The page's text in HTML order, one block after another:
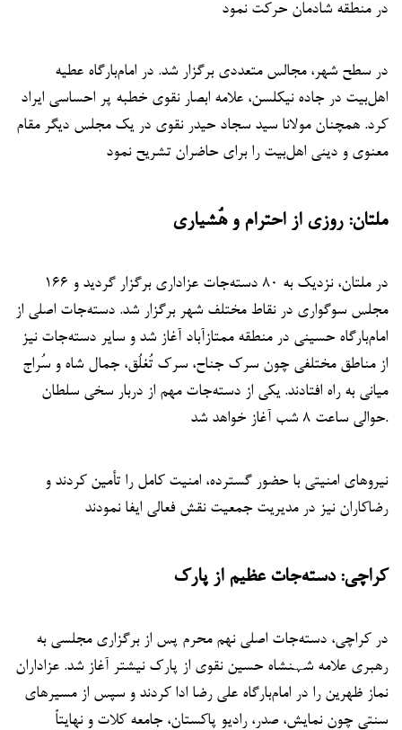
در منطقه شادمان حرکت نمود
در سطح شهر، مجالس متعددی برگزار شد. در امام‌بارگاه عطیه
اهل‌بیت در جاده نیکلسن، علامه ابصار نقوی خطبه پر احساسی ایراد
کرد. همچنان مولانا سید سجاد حیدر نقوی در یک مجلس دیگر مقام
معنوی و دینی اهل‌بیت را برای حاضران تشریح نمود
ملتان: روزی از احترام و هُشیاری
در ملتان، نزدیک به ۸۰ دسته‌جات عزاداری برگزار گردید و ۱۶۶
مجلس سوگواری در نقاط مختلف شهر برگزار شد. دسته‌جات اصلی از
امام‌بارگاه حسینی در منطقه ممتازآباد آغاز شد و سایر دسته‌جات نیز
از مناطق مختلفی چون سرک جناح، سرک تُغلُق، جمال شاه و سُراج
میانی به راه افتادند. یکی از دسته‌جات مهم از دربار سخی سلطان
حوالی ساعت ۸ شب آغاز خواهد شد.
نیروهای امنیتی با حضور گسترده، امنیت کامل را تأمین کردند و
رضاکاران نیز در مدیریت جمعیت نقش فعالی ایفا نمودند
کراچی: دسته‌جات عظیم از پارک
در کراچی، دسته‌جات اصلی نهم محرم پس از برگزاری مجلسی به
رهبری علامه شہنشاه حسین نقوی از پارک نیشتر آغاز شد. عزاداران
نماز ظهرین را در امام‌بارگاه علی رضا ادا کردند و سپس از مسیرهای
سنتی چون نمایش، صدر، رادیو پاکستان، جامعه کلات و نهایتاً